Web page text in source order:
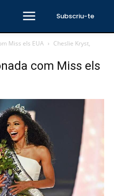
Subscriu-te
Miss els EUA
Cheslie Kryst,
com Miss els